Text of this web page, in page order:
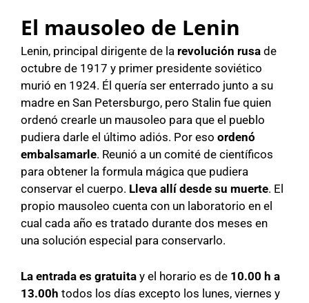
El mausoleo de Lenin
Lenin, principal dirigente de la revolución rusa de
octubre de 1917 y primer presidente soviético
murió en 1924. Él quería ser enterrado junto a su
madre en San Petersburgo, pero Stalin fue quien
ordenó crearle un mausoleo para que el pueblo
pudiera darle el último adiós. Por eso ordenó
embalsamarle. Reunió a un comité de científicos
para obtener la formula mágica que pudiera
conservar el cuerpo. Lleva allí desde su muerte. El
propio mausoleo cuenta con un laboratorio en el
cual cada año es tratado durante dos meses en
una solución especial para conservarlo.
La entrada es gratuita y el horario es de 10.00 h a
13.00h todos los días excepto los lunes, viernes y